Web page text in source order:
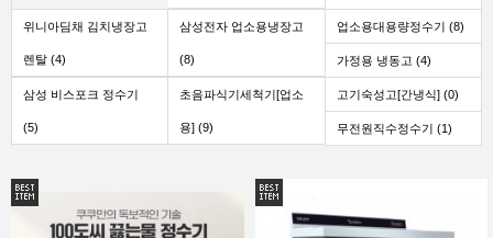
위니아딤채 김치냉장고
렌탈 (4)
삼성전자 업소용냉장고
(8)
업소용대용량정수기 (8)
가정용 냉동고 (4)
삼성 비스포크 정수기
(5)
초음파식기세척기[업소
용] (9)
고기숙성고[간냉식] (0)
무전원직수정수기 (1)